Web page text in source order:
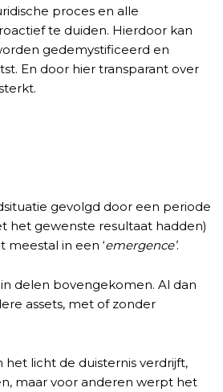
proces en alle
te duiden. Hierdoor kan
gedemystificeerd en
En door hier transparant over
gevolgd door een periode
het gewenste resultaat hadden)
meestal in een ‘emergence’.
delen bovengekomen. Al dan
assets, met of zonder
licht de duisternis verdrijft,
maar voor anderen werpt het